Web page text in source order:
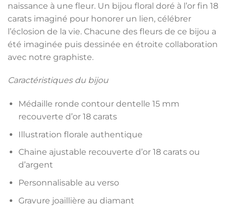
naissance à une fleur. Un bijou floral doré à l’or fin 18
carats imaginé pour honorer un lien, célébrer
l’éclosion de la vie. Chacune des fleurs de ce bijou a
été imaginée puis dessinée en étroite collaboration
avec notre graphiste.
Caractéristiques du bijou
Médaille ronde contour dentelle 15 mm
recouverte d’or 18 carats
Illustration florale authentique
Chaine ajustable recouverte d’or 18 carats ou
d’argent
Personnalisable au verso
Gravure joaillière au diamant